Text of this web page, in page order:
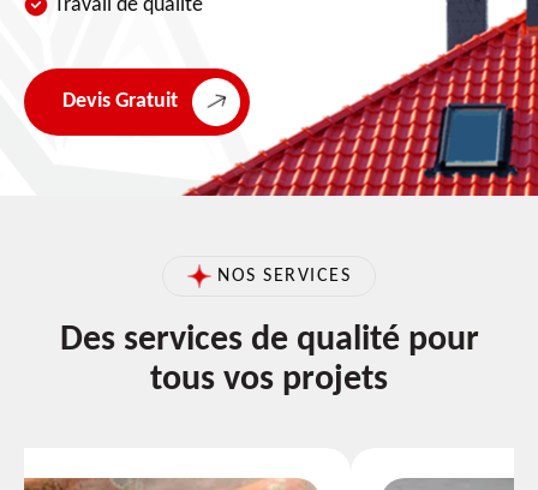
Travail de qualité
Devis Gratuit
NOS SERVICES
Des services de qualité pour
tous vos projets